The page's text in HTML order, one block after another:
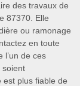
des travaux de
87370. Elle
ou ramonage
en toute
l’un de ces
soient
est plus fiable de